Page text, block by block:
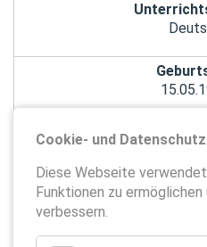
An der
Cookie- und
Diese Webseite
Funktionen zu
verbessern.